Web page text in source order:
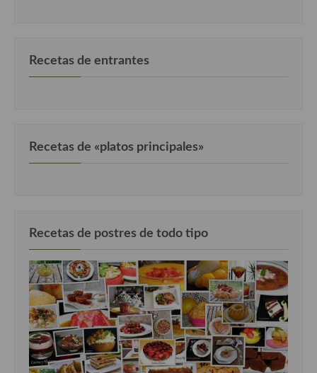
Cocinas del mundo
Cocina Brasileña
Cocina Venezolana
Cocina Cubana
Cocina de Estados Unidos
Cocina de Guatemala
Cocina de Nicaragua
Recetas de entrantes
Recetas de «platos principales»
Recetas de postres de todo tipo